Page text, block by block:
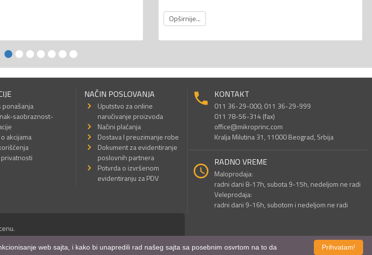
Opširnije...
ponašanja
saobraznost-
akcijama
NAČIN POSLOVANJA
Uputstvo za online
naručivanje proizvoda
Načini plaćanja
Dostava I preuzimanje robe
Dokument za evidentiranje
poslovnih partnera
Potvrda o izvršenom
evidentiranju za PDV
KONTAKT
011 36-29-000; 011 36-29-999
011 78-56-314 (fax)
office@mikroprinc.com
Kralja Milutina 31, 11000 Beograd, Srbija
RADNO VREME
Maloprodaja:
radni dani 8-17h, subota 9-15h, nedeljom ne radi
Veleprodaja:
radni dani 9-16h, subotom i nedeljom ne radi
sajtaimobilnih aplikacijai SEO optimizacija Prihvatam!
web sajta, i kako bi unapredili rad našeg sajta sa posebnim osvrtom na to da